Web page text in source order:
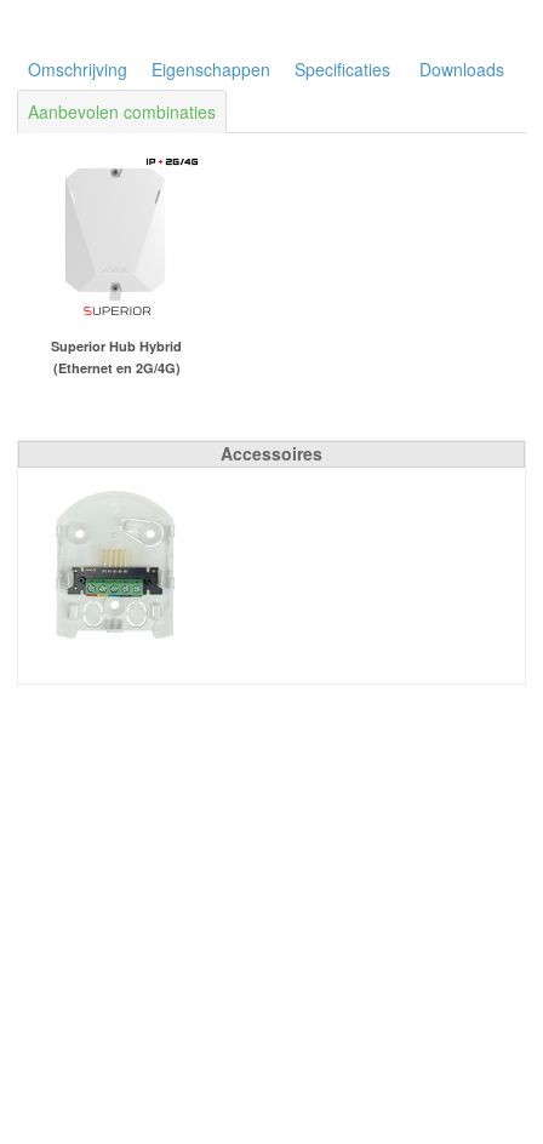
Omschrijving Eigenschappen Specificaties
Downloads
Aanbevolen combinaties
Superior Hub Hybrid
(Ethernet en 2G/4G)
Accessoires